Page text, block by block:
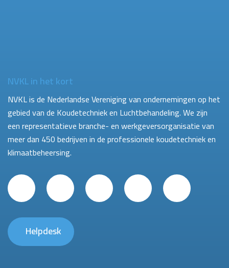
NVKL in het kort
NVKL is de Nederlandse Vereniging van ondernemingen op het
gebied van de Koudetechniek en Luchtbehandeling. We zijn
een representatieve branche- en werkgeversorganisatie van
meer dan 450 bedrijven in de professionele koudetechniek en
klimaatbeheersing.
Helpdesk